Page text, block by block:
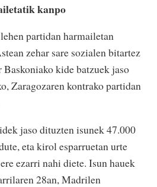
kanpo
partidan harmailetan
zehar sare sozialen bitartez
kide batzuek jaso
Zaragozaren kontrako partidan
jaso dituzten isunek 47.000
eta kirol esparruetan urte
ezarri nahi diete. Isun hauek
28an, Madrilen